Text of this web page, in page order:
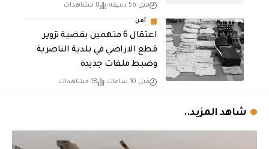
قبل 56 دقيقة 8 مشاهدات
أمن
اعتقال 6 متهمين بقضية تزوير
قطع الاراضي في بلدية الناصرية
وضبط ملفات جديدة
قبل 10 ساعات 18 مشاهدات
شاهد المزيد..